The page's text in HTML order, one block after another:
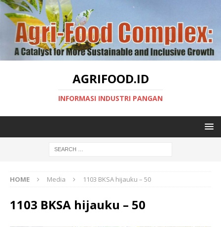
AGRIFOOD.ID
INFORMASI INDUSTRI PANGAN
HOME Media 1103 BKSA hijauku – 50
1103 BKSA hijauku – 50